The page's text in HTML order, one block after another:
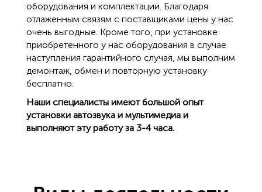
оборудования и комплектации. Благодаря
отлаженным связям с поставщиками цены у нас
очень выгодные. Кроме того, при установке
приобретенного у нас оборудования в случае
наступления гарантийного случая, мы выполним
демонтаж, обмен и повторную установку
бесплатно.
Наши специалисты имеют большой опыт
установки автозвука и мультимедиа и
выполняют эту работу за 3-4 часа.